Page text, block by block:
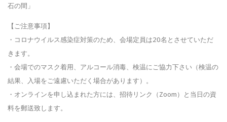
石の間」
【ご注意事項】
・コロナウイルス感染症対策のため、会場定員は20名とさせていただ
きます。
・会場でのマスク着用、アルコール消毒、検温にご協力下さい（検温の
結果、入場をご遠慮いただく場合があります）。
・オンラインを申し込まれた方には、招待リンク（Zoom）と当 日の資
料を郵送致します。